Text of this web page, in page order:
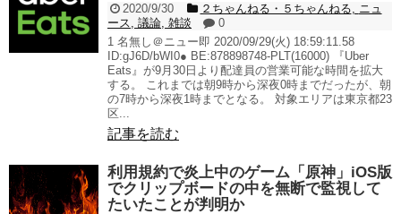
2020/9/30 ２ちゃんねる・５ちゃんねる
ニュ
ース
議論 雑談
0
1 名無し＠ニュー即 2020/09/29(火) 18:59:11.58
ID:gJ6D/bWI0● BE:878898748-PLT(16000) 『Uber
Eats』が9月30日より配達員の営業可能な時間を拡大
する。 これまでは朝9時から深夜0時までだったが、朝
の7時から深夜1時までとなる。 対象エリアは東京都23
区...
記事を読む
利用規約で炎上中のゲーム「原神」iOS版
でクリップボードの中を無断で監視して
たいたことが判明か